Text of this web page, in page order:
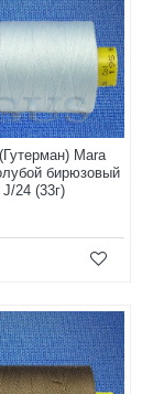
Mara
бирюзовый
24 (33г)